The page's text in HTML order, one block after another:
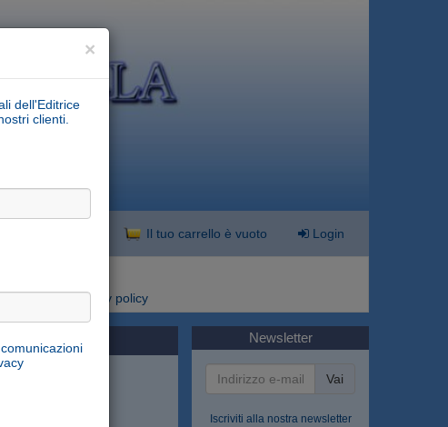
×
dell'Editrice
clienti.
Il tuo carrello è vuoto Login
Privacy policy
Newsletter
Vai
Iscriviti alla nostra newsletter